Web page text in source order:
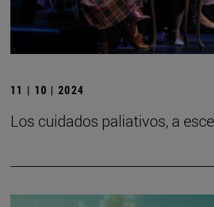
11 | 10 | 2024
Los cuidados paliativos, a